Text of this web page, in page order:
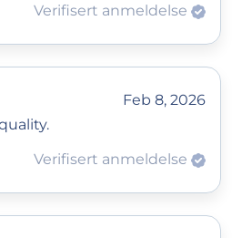
Verifisert anmeldelse
Feb 8, 2026
Verifisert anmeldelse